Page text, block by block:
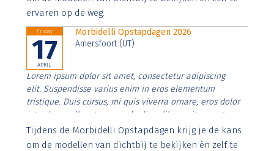
ervaren op de weg.
Friday
17
APRIL
Morbidelli Opstapdagen 2026
Amersfoort (UT)
Lorem ipsum dolor sit amet, consectetur adipiscing
elit. Suspendisse varius enim in eros elementum
tristique. Duis cursus, mi quis viverra ornare, eros dolor
interdum nulla, ut commodo diam libero vitae erat.
Aenean faucibus nibh et justo cursus id rutrum lorem
imperdiet. Nunc ut sem vitae risus tristique posuere.
Tijdens de Morbidelli Opstapdagen krijg je de kans
om de modellen van dichtbij te bekijken én zelf te